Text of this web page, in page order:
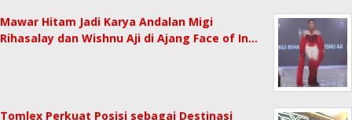
Mawar Hitam Jadi Karya Andalan Migi
Rihasalay dan Wishnu Aji di Ajang Face of In…
Tomlex Perkuat Posisi sebagai Destinasi